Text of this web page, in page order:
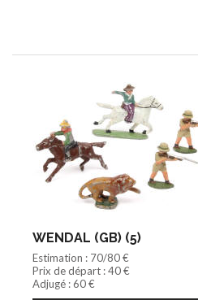
WENDAL (GB) (5)
Estimation : 70/80 €
Prix de départ : 40 €
Adjugé : 60 €